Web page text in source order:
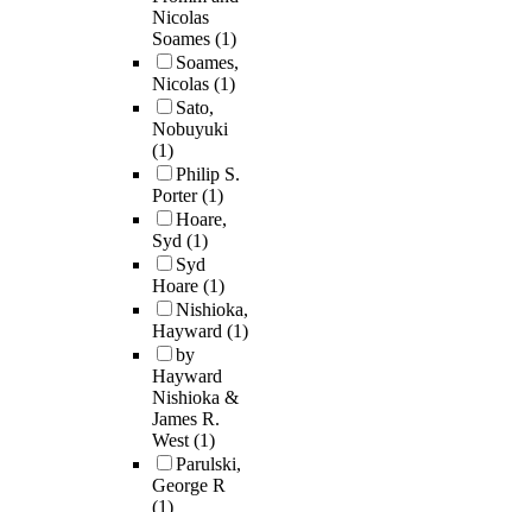
Nicolas
Soames (1)
Soames,
Nicolas (1)
Sato,
Nobuyuki
(1)
Philip S.
Porter(1)
Hoare,
Syd (1)
Syd
Hoare (1)
Nishioka,
Hayward (1)
by
Hayward
Nishioka &
James R.
West(1)
Parulski,
George R
(1)